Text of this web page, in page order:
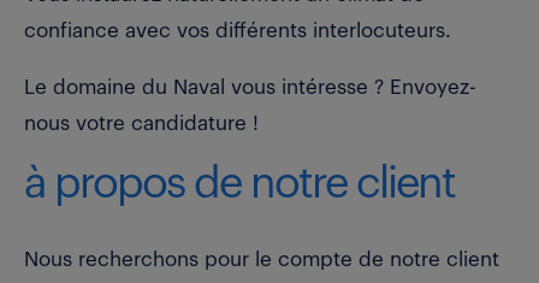
confiance avec vos différents interlocuteurs.
Le domaine du Naval vous intéresse ? Envoyez-
nous votre candidature !
à propos de notre client
Nous recherchons pour le compte de notre client